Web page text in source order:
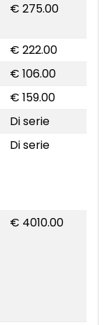
€ 275.00
€ 222.00
€ 106.00
€ 159.00
Di serie
Di serie
€ 4010.00